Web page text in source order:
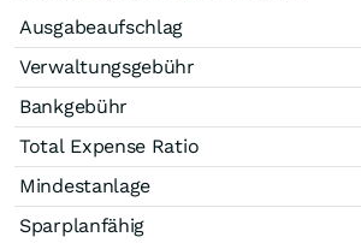
Ausgabeaufschlag
Verwaltungsgebühr
Bankgebühr
Total Expense Ratio
Mindestanlage
Sparplanfähig